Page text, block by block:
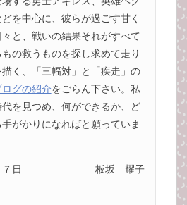
を中心に、彼らが過ごす甘く
と、戦いの結果それがすべて
の救うものを探し求めて走り
く、「三幅対」と「疾走」の
グの紹介をごらん下さい。私
を見つめ、何ができるか、ど
がかりになればと願っていま
日 板坂 耀子